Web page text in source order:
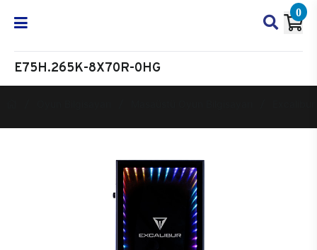
0
E75H.265K-8X70R-0HG